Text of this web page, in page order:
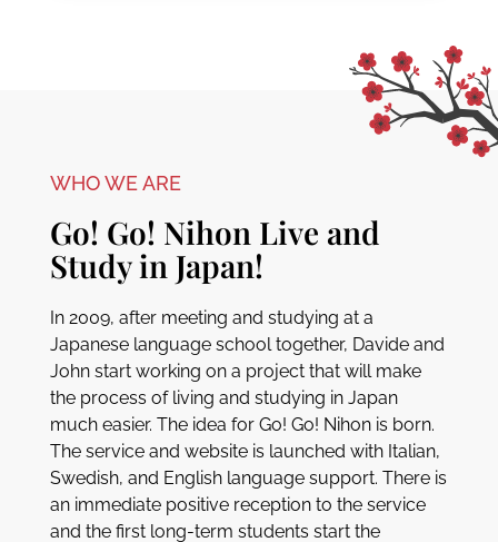
WHO WE ARE
Go! Go! Nihon Live and
Study in Japan!
In 2009, after meeting and studying at a
Japanese language school together, Davide and
John start working on a project that will make
the process of living and studying in Japan
much easier. The idea for Go! Go! Nihon is born.
The service and website is launched with Italian,
Swedish, and English language support. There is
an immediate positive reception to the service
and the first long-term students start the